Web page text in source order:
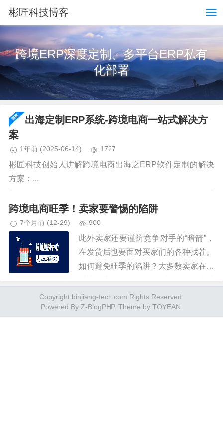
彬匠科技博客
跨境ERP深度定制、多平台ERP私有
化部署
出海定制ERP系统-跨境电商一站式解决方
案
1年前 (2025-06-14) 1727
彬匠科技创始人讲解跨境电商出海之ERP软件定制的解决
方案：...
跨境电商旺季！卖家要警惕的陷阱
7个月前 (12-29) 900
此外卖家还要谨防竞争对手的“暗箭”，
在发货后也要面对买家们的各种找茬。
如何避免旺季的陷阱？大多数卖家在旺
上。跨境电商卖家目标市场不同，大促
的时间点也会有所不同。旺季来...
Copyright binjiang-tech.com Rights Reserved.
Powered By Z-BlogPHP. Theme by TOYEAN